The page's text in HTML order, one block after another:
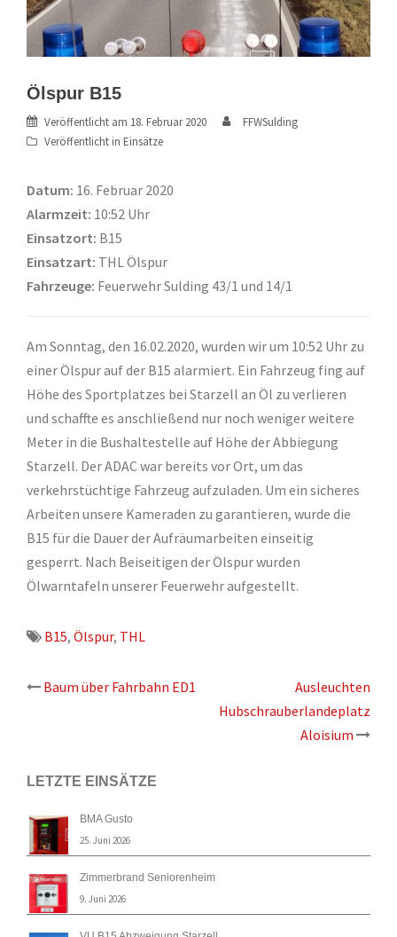
Ölspur B15
Veröffentlicht am 18. Februar 2020
FFWSulding
Veröffentlicht in Einsätze
Datum: 16. Februar 2020
Alarmzeit: 10:52 Uhr
Einsatzort: B15
Einsatzart: THL Ölspur
Fahrzeuge: Feuerwehr Sulding 43/1 und 14/1
Am Sonntag, den 16.02.2020, wurden wir um 10:52 Uhr zu
einer Ölspur auf der B15 alarmiert. Ein Fahrzeug fing auf
Höhe des Sportplatzes bei Starzell an Öl zu verlieren
und schaffte es anschließend nur noch weniger weitere
Meter in die Bushaltestelle auf Höhe der Abbiegung
Starzell. Der ADAC war bereits vor Ort, um das
verkehrstüchtige Fahrzeug aufzuladen. Um ein sicheres
Arbeiten unsere Kameraden zu garantieren, wurde die
B15 für die Dauer der Aufräumarbeiten einseitig
gesperrt. Nach Beiseitigen der Ölspur wurden
Ölwarntafeln unserer Feuerwehr aufgestellt.
B15, Ölspur, THL
Beitrags-
Baum über Fahrbahn ED1
Ausleuchten
Hubschrauberlandeplatz
Aloisium
LETZTE EINSÄTZE
BMA Gusto
25. Juni 2026
Zimmerbrand Seniorenheim
9. Juni 2026